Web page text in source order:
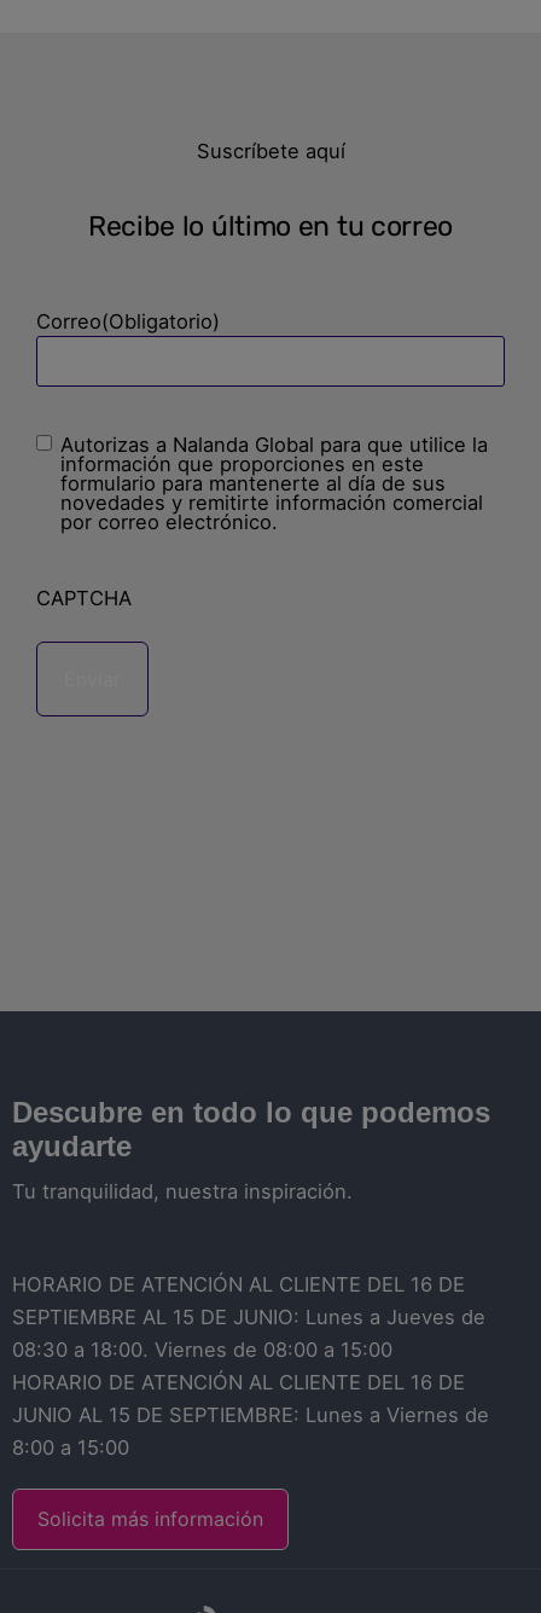
Suscríbete aquí
Recibe lo último en tu correo
Correo(Obligatorio)
Sin
nombre(Obligatorio)
Autorizas a Nalanda Global para que utilice la
información que proporciones en este
formulario para mantenerte al día de sus
novedades y remitirte información comercial
por correo electrónico.
CAPTCHA
Descubre en todo lo que podemos
ayudarte
Tu tranquilidad, nuestra inspiración.
HORARIO DE ATENCIÓN AL CLIENTE DEL 16 DE
SEPTIEMBRE AL 15 DE JUNIO: Lunes a Jueves de
08:30 a 18:00. Viernes de 08:00 a 15:00
HORARIO DE ATENCIÓN AL CLIENTE DEL 16 DE
JUNIO AL 15 DE SEPTIEMBRE: Lunes a Viernes de
8:00 a 15:00
Solicita más información